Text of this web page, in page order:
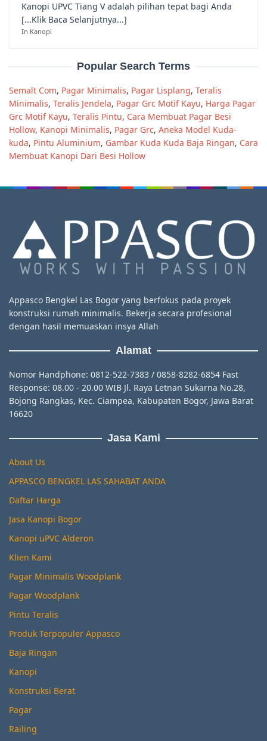
Kanopi UPVC Tiang V adalah pilihan tepat bagi Anda
[...Klik Baca Selanjutnya...]
In Kanopi
Popular Search Terms
Semalt Com, Pagar Minimalis, Pagar Lisplang, Teralis
Minimalis, Teralis Jendela, Pagar Grc Motif Kayu, Harga Pagar
Grc Motif Kayu, Teralis Pintu, Cara Membuat Pagar Besi
Hollow, Kanopi Minimalis, Pagar Grc, Aneka Model Kuda-
kuda, Pintu Aluminium, Gambar Kuda Kuda Baja Ringan, Cara
Membuat Kanopi Dari Besi Hollow
Appasco Bengkel Las Bogor yang berfokus pada proyek
konstruksi rumah minimalis. Bekerja secara profesional
dengan hasil memuaskan insya Allah
Alamat
Nomor Handphone: 0812-522-7383 / 0858-8282-6854 Fast
Response: 08.00 - 20.00 WIB Jl. Raya Letnan Sukarna No.28,
Bojong Rangkas, Kec. Ciampea, Kabupaten Bogor, Jawa Barat
16620
Jasa Kami
About Us
APPASCO BENGKEL LAS SAHABAT ANDA
Daftar Harga
Jasa Kanopi Bogor
Kanopi uPVC Alderon
Klien Kami
Pagar Minimalis Woodplank
Pagar Woodplank
Pintu Teralis
Produk Terpopuler Appasco
Baja Ringan
Kanopi
Konstruksi Berat
Pagar
Railing